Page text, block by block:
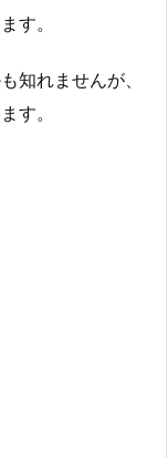
す。
知れませんが、
す。